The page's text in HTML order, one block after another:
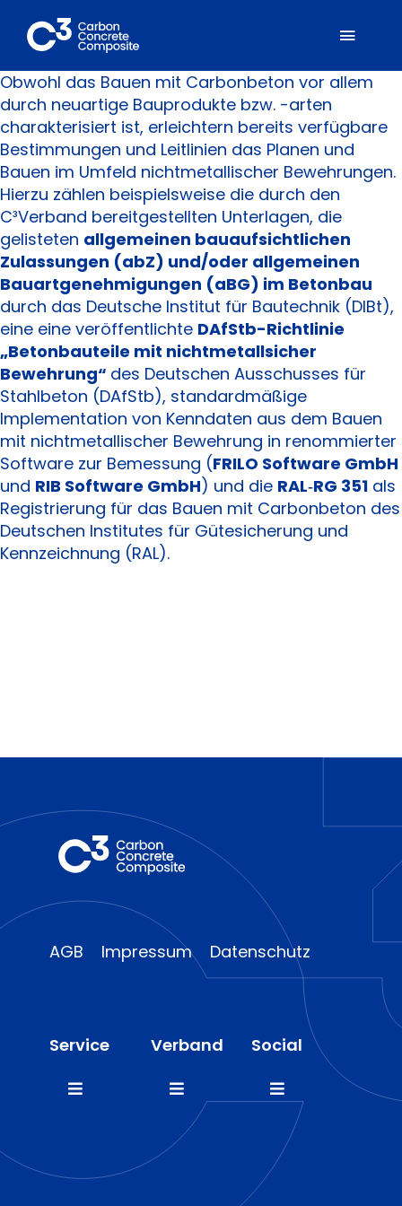
Inhalt
springen
Über C³
Mitglieder
Fachbereiche
Carbonbeton
Suche
nach:
Obwohl das Bauen mit Carbonbeton vor allem
durch neuartige Bauprodukte bzw. -arten
charakterisiert ist, erleichtern bereits verfügbare
Bestimmungen und Leitlinien das Planen und
Bauen im Umfeld nichtmetallischer Bewehrungen.
Hierzu zählen beispielsweise die durch den
C³Verband bereitgestellten Unterlagen, die
gelisteten allgemeinen bauaufsichtlichen
Zulassungen (abZ) und/oder allgemeinen
Bauartgenehmigungen (aBG) im Betonbau
durch das Deutsche Institut für Bautechnik (DIBt),
eine eine veröffentlichte DAfStb-Richtlinie
„Betonbauteile mit nichtmetallsicher
Bewehrung“ des Deutschen Ausschusses für
Stahlbeton (DAfStb), standardmäßige
Implementation von Kenndaten aus dem Bauen
mit nichtmetallischer Bewehrung in renommierter
Software zur Bemessung (FRILO Software GmbH
und RIB Software GmbH) und die RAL‑RG 351als
Registrierung für das Bauen mit Carbonbeton des
Deutschen Institutes für Gütesicherung und
Kennzeichnung (RAL).
AGB Impressum Datenschutz
Service
Toggle
Verband
Toggle
Navigation
Social
Toggle
Navigation